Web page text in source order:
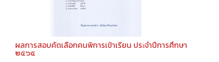
ผลการสอบคัดเลือกคนพิการเข้าเรียน ประจำปีการศึกษา
๒๕๖๕